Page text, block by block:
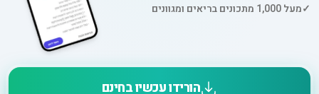
✓מעל 1,000 מתכונים בריאים ומגוונים
הורידו עכשיו בחינם